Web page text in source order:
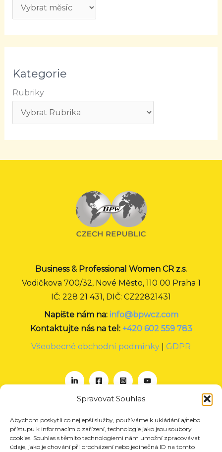
Spravovat Souhlas
Abychom poskytli co nejlepší služby, používáme k ukládání a/nebo
přístupu k informacím o zařízení, technologie jako jsou soubory
cookies. Souhlas s těmito technologiemi nám umožní zpracovávat
údaje, jako je chování při procházení nebo jedinečná ID na tomto
Kategorie
Rubriky
Business & Professional Women CR z.s.
Vodičkova 700/32, Nové Město, 110 00 Praha 1
IČ: 228 21 431, DIČ: CZ22821431
Napište nám na: info@bpwcz.com
Kontaktujte nás na tel: +420 602 559 783
Všeobecné obchodní podmínky
GDPR
O nás
Projekty